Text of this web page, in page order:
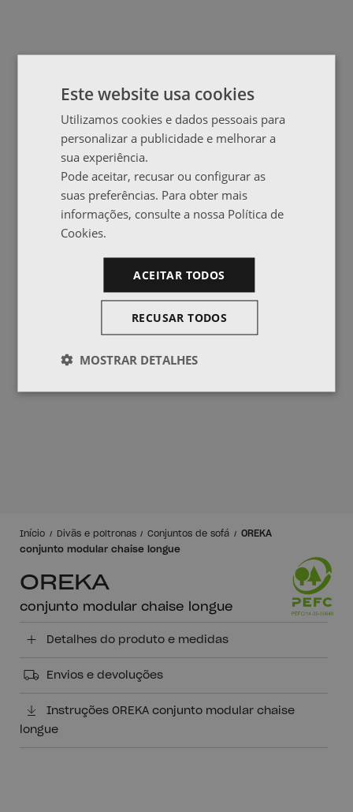
Início Divãs e poltronas Conjuntos de sofá
OREKA
conjunto modular chaise longue
OREKA
conjunto modular chaise longue
Detalhes do produto e medidas
Envios e devoluções
Instruções OREKA conjunto modular chaise
longue
Este website usa cookies
Utilizamos cookies e dados pessoais para
personalizar a publicidade e melhorar a
sua experiência.
Pode aceitar, recusar ou configurar as
suas preferências. Para obter mais
informações, consulte a nossa Política de
Cookies.
ACEITAR TODOS
RECUSAR TODOS
MOSTRAR DETALHES